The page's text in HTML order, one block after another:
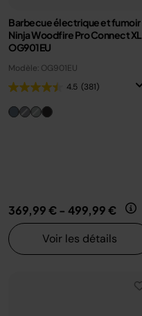
Barbecue électrique et fumoir
Ninja Woodfire Pro Connect XL
OG901EU
Modèle: OG901EU
4.5 (381)
369,99 €- 499,99 €
Voir les détails